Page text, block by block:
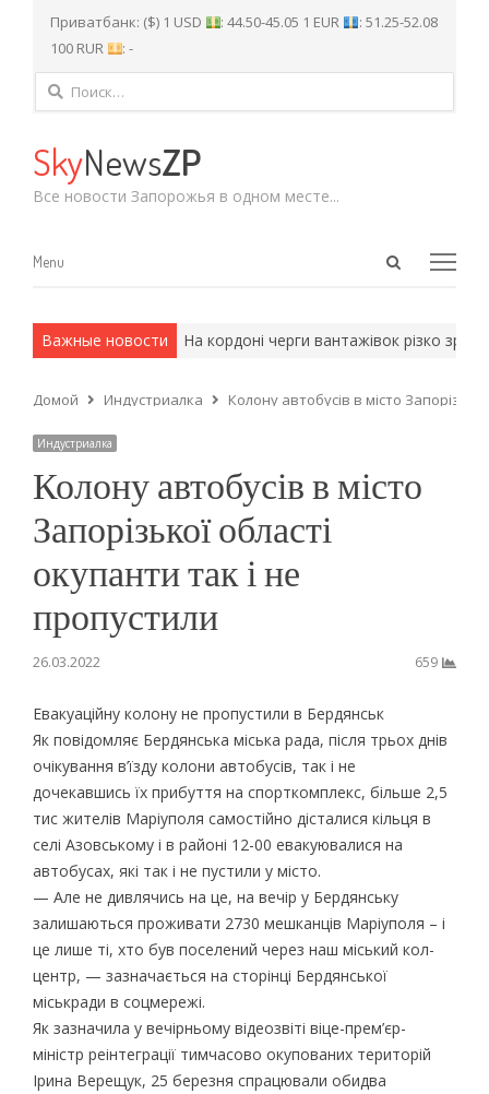
Приватбанк: ($) 1 USD : 44.50-45.05 1 EUR
: 51.25-52.08
100 RUR
: -
Найти:
SkyNewsZP
Все новости Запорожья в одном месте...
Open
Menu
Menu
Важные новости
методы. На кордоні черги вантажівок різко
Домой Индустриалка Колону автобусів в місто
Индустриалка
Колону автобусів в місто
Запорізької області
окупанти так і не
пропустили
26.03.2022 659
Евакуаційну колону не пропустили в Бердянськ
Як повідомляє Бердянська міська рада, після трьох днів
очікування в’їзду колони автобусів, так і не
дочекавшись їх прибуття на спорткомплекс, більше 2,5
тис жителів Маріуполя самостійно дісталися кільця в
селі Азовському і в районі 12-00 евакуювалися на
автобусах, які так і не пустили у місто.
— Але не дивлячись на це, на вечір у Бердянську
залишаються проживати 2730 мешканців Маріуполя – і
це лише ті, хто був поселений через наш міський кол-
центр, — зазначається на сторінці Бердянської
міськради в соцмережі.
Як зазначила у вечірньому відеозвіті віце-прем’єр-
міністр реінтеграції тимчасово окупованих територій
Ірина Верещук, 25 березня cпрацювали обидва